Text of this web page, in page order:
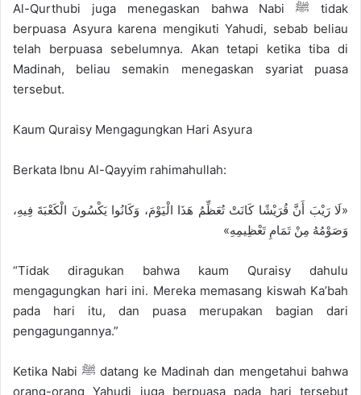
Al-Qurthubi juga menegaskan bahwa Nabi ﷺ tidak
berpuasa Asyura karena mengikuti Yahudi, sebab beliau
telah berpuasa sebelumnya. Akan tetapi ketika tiba di
Madinah, beliau semakin menegaskan syariat puasa
tersebut.
Kaum Quraisy Mengagungkan Hari Asyura
Berkata Ibnu Al-Qayyim rahimahullah:
«لَا رَيْبَ أَنَّ قُرَيْشًا كَانَتْ تُعَظِّمُ هَذَا الْيَوْمَ، وَكَانُوا يَكْسُونَ الْكَعْبَةَ فِيهِ،
وَصَوْمُهُ مِنْ تَمَامِ تَعْظِيمِهِ»
“Tidak diragukan bahwa kaum Quraisy dahulu
mengagungkan hari ini. Mereka memasang kiswah Ka’bah
pada hari itu, dan puasa merupakan bagian dari
pengagungannya.”
Ketika Nabi ﷺ datang ke Madinah dan mengetahui bahwa
orang-orang Yahudi juga berpuasa pada hari tersebut